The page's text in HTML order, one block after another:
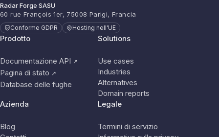
Radar Forge SASU
60 rue François 1er, 75008 Parigi, Francia
Conforme GDPR Hosting nell'UE
Prodotto
Documentazione API ↗
Pagina di stato ↗
Database delle fughe
Solutions
Use cases
Industries
Alternatives
Domain reports
Azienda
Blog
Legale
Termini di servizio